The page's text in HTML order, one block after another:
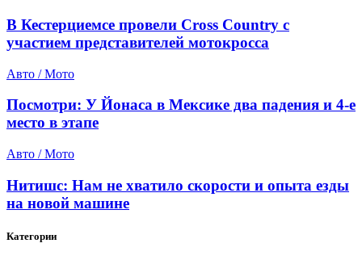
В Кестерциемсе провели Cross Country с
участием представителей мотокросса
Авто / Мото
Посмотри: У Йонаса в Мексике два падения и 4-е
место в этапе
Авто / Мото
Нитишс: Нам не хватило скорости и опыта езды
на новой машине
Категории